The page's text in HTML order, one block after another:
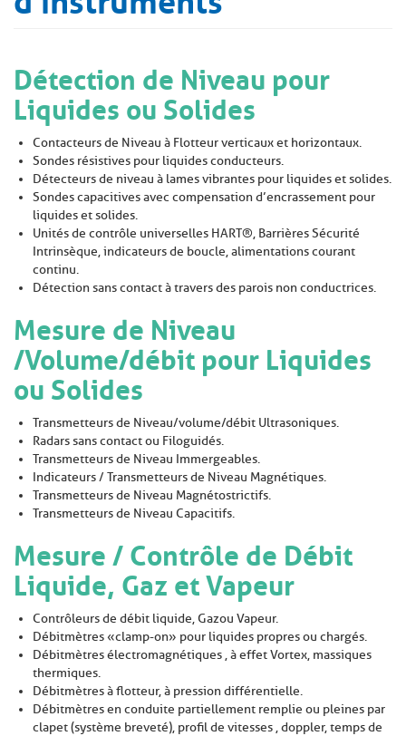
Détection de Niveau pour
Liquides ou Solides
Contacteurs de Niveau à Flotteur verticaux et horizontaux.
Sondes résistives pour liquides conducteurs.
Détecteurs de niveau à lames vibrantes pour liquides et solides.
Sondes capacitives avec compensation d’encrassement pour
liquides et solides.
Unités de contrôle universelles HART®, Barrières Sécurité
Intrinsèque, indicateurs de boucle, alimentations courant
continu.
Détection sans contact à travers des parois non conductrices.
Mesure de Niveau
/Volume/débit pour Liquides
ou Solides
Transmetteurs de Niveau/volume/débit Ultrasoniques.
Radars sans contact ou Filoguidés.
Transmetteurs de Niveau Immergeables.
Indicateurs / Transmetteurs de Niveau Magnétiques.
Transmetteurs de Niveau Magnétostrictifs.
Transmetteurs de Niveau Capacitifs.
Mesure / Contrôle de Débit
Liquide, Gaz et Vapeur
Contrôleurs de débit liquide, Gaz ou Vapeur.
Débitmètres « clamp-on » pour liquides propres ou chargés.
Débitmètres électromagnétiques , à effet Vortex, massiques
thermiques.
Débitmètres à flotteur, à pression différentielle.
Débitmètres en conduite partiellement remplie ou pleines par
clapet (système breveté), profil de vitesses , doppler, temps de